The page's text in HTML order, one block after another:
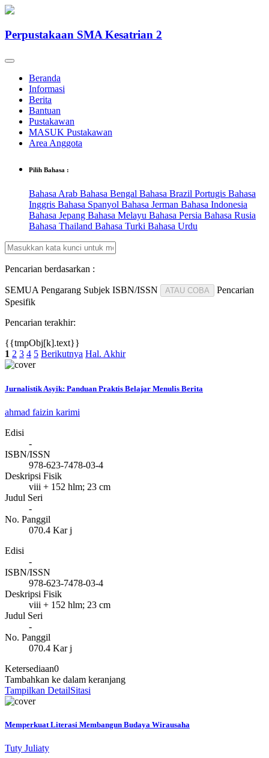
Perpustakaan SMA Kesatrian 2
Beranda
Informasi
Berita
Bantuan
Pustakawan
MASUK Pustakawan
Area Anggota
Pilih Bahasa :
Bahasa Arab Bahasa Bengal Bahasa Brazil Portugis Bahasa
Inggris Bahasa Spanyol Bahasa Jerman Bahasa Indonesia
Bahasa Jepang Bahasa Melayu Bahasa Persia Bahasa Rusia
Bahasa Thailand Bahasa Turki Bahasa Urdu
Pencarian berdasarkan :
SEMUA Pengarang Subjek ISBN/ISSN ATAU COBA
Pencarian
Spesifik
Pencarian terakhir:
{{tmpObj[k].text}}
1 2 3 4 5 Berikutnya Hal. Akhir
Jurnalistik Asyik: Panduan Praktis Belajar Menulis Berita
ahmad faizin karimi
Edisi
-
ISBN/ISSN
978-623-7478-03-4
Deskripsi Fisik
viii + 152 hlm; 23 cm
Judul Seri
-
No. Panggil
070.4 Kar j
Edisi
-
ISBN/ISSN
978-623-7478-03-4
Deskripsi Fisik
viii + 152 hlm; 23 cm
Judul Seri
-
No. Panggil
070.4 Kar j
Ketersediaan0
Tambahkan ke dalam keranjang
Tampilkan DetailSitasi
Memperkuat Literasi Membangun Budaya Wirausaha
Tuty Juliaty